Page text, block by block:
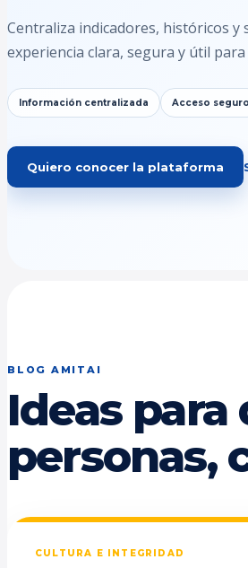
Centraliza indicadores, históricos y
experiencia clara, segura y útil
Información centralizada Acceso seguro
Quiero conocer la plataforma
BLOG AMITAI
Ideas
personas,
CULTURA E INTEGRIDAD